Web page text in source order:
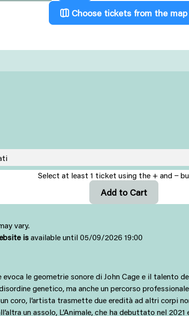
Choose tickets from the map
Select at least 1 ticket using the + and −
vary.
isavailable until 05/09/2026 19:00
le geometrie sonore di John Cage e il talento
genetico, ma anche un percorso
coro, l’artista trasmette due eredità ad altri corpi
un assolo, L’Animale, che ha debuttato nel